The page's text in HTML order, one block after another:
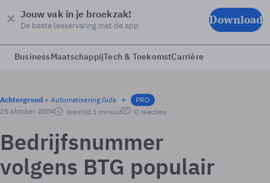
Jouw vak in je broekzak!
De beste leeservaring met de app Download
BusinessMaatschappijTech & ToekomstCarrière
Achtergrond Automatisering Gids
PRO
25 oktober 2004
leestijd 1 minuut 0 reacties
Bedrijfsnummer
volgens BTG populair